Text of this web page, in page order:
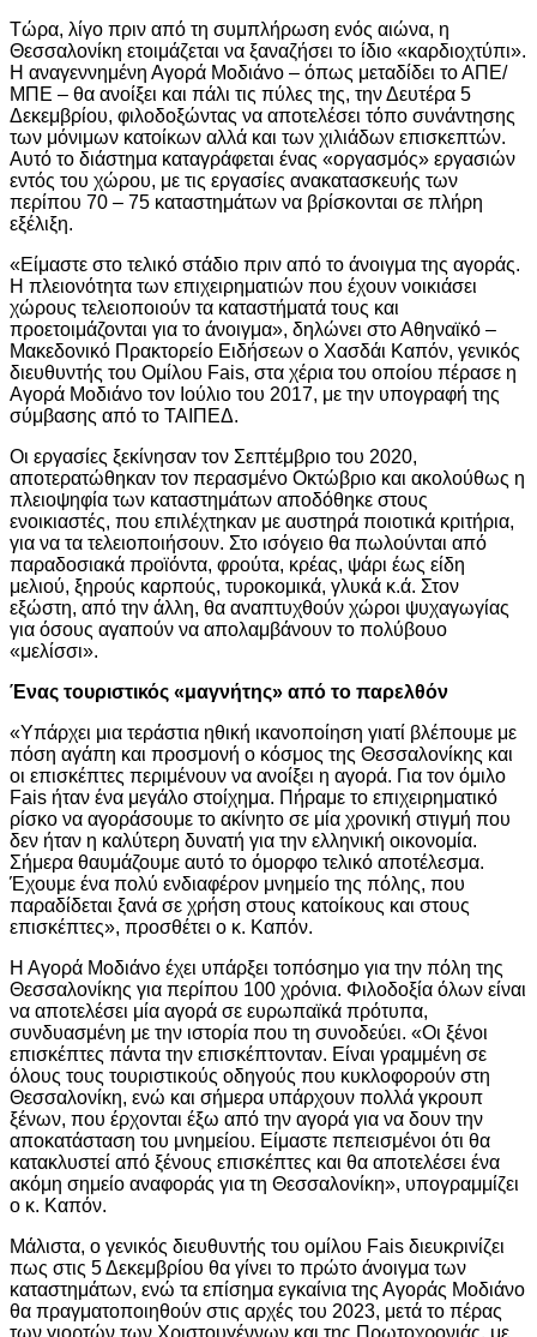
Τώρα, λίγο πριν από τη συμπλήρωση ενός αιώνα, η
Θεσσαλονίκη ετοιμάζεται να ξαναζήσει το ίδιο «καρδιοχτύπι».
Η αναγεννημένη Αγορά Μοδιάνο – όπως μεταδίδει το ΑΠΕ/
ΜΠΕ – θα ανοίξει και πάλι τις πύλες της, την Δευτέρα 5
Δεκεμβρίου, φιλοδοξώντας να αποτελέσει τόπο συνάντησης
των μόνιμων κατοίκων αλλά και των χιλιάδων επισκεπτών.
Αυτό το διάστημα καταγράφεται ένας «οργασμός» εργασιών
εντός του χώρου, με τις εργασίες ανακατασκευής των
περίπου 70 – 75 καταστημάτων να βρίσκονται σε πλήρη
εξέλιξη.
«Είμαστε στο τελικό στάδιο πριν από το άνοιγμα της αγοράς.
Η πλειονότητα των επιχειρηματιών που έχουν νοικιάσει
χώρους τελειοποιούν τα καταστήματά τους και
προετοιμάζονται για το άνοιγμα», δηλώνει στο Αθηναϊκό –
Μακεδονικό Πρακτορείο Ειδήσεων ο Χασδάι Καπόν, γενικός
διευθυντής του Ομίλου Fais, στα χέρια του οποίου πέρασε η
Αγορά Μοδιάνο τον Ιούλιο του 2017, με την υπογραφή της
σύμβασης από το ΤΑΙΠΕΔ.
Οι εργασίες ξεκίνησαν τον Σεπτέμβριο του 2020,
αποτερατώθηκαν τον περασμένο Οκτώβριο και ακολούθως η
πλειοψηφία των καταστημάτων αποδόθηκε στους
ενοικιαστές, που επιλέχτηκαν με αυστηρά ποιοτικά κριτήρια,
για να τα τελειοποιήσουν. Στο ισόγειο θα πωλούνται από
παραδοσιακά προϊόντα, φρούτα, κρέας, ψάρι έως είδη
μελιού, ξηρούς καρπούς, τυροκομικά, γλυκά κ.ά. Στον
εξώστη, από την άλλη, θα αναπτυχθούν χώροι ψυχαγωγίας
για όσους αγαπούν να απολαμβάνουν το πολύβουο
«μελίσσι».
Ένας τουριστικός «μαγνήτης» από το παρελθόν
«Υπάρχει μια τεράστια ηθική ικανοποίηση γιατί βλέπουμε με
πόση αγάπη και προσμονή ο κόσμος της Θεσσαλονίκης και
οι επισκέπτες περιμένουν να ανοίξει η αγορά. Για τον όμιλο
Fais ήταν ένα μεγάλο στοίχημα. Πήραμε το επιχειρηματικό
ρίσκο να αγοράσουμε το ακίνητο σε μία χρονική στιγμή που
δεν ήταν η καλύτερη δυνατή για την ελληνική οικονομία.
Σήμερα θαυμάζουμε αυτό το όμορφο τελικό αποτέλεσμα.
Έχουμε ένα πολύ ενδιαφέρον μνημείο της πόλης, που
παραδίδεται ξανά σε χρήση στους κατοίκους και στους
επισκέπτες», προσθέτει ο κ. Καπόν.
Η Αγορά Μοδιάνο έχει υπάρξει τοπόσημο για την πόλη της
Θεσσαλονίκης για περίπου 100 χρόνια. Φιλοδοξία όλων είναι
να αποτελέσει μία αγορά σε ευρωπαϊκά πρότυπα,
συνδυασμένη με την ιστορία που τη συνοδεύει. «Οι ξένοι
επισκέπτες πάντα την επισκέπτονταν. Είναι γραμμένη σε
όλους τους τουριστικούς οδηγούς που κυκλοφορούν στη
Θεσσαλονίκη, ενώ και σήμερα υπάρχουν πολλά γκρουπ
ξένων, που έρχονται έξω από την αγορά για να δουν την
αποκατάσταση του μνημείου. Είμαστε πεπεισμένοι ότι θα
κατακλυστεί από ξένους επισκέπτες και θα αποτελέσει ένα
ακόμη σημείο αναφοράς για τη Θεσσαλονίκη», υπογραμμίζει
ο κ. Καπόν.
Μάλιστα, ο γενικός διευθυντής του ομίλου Fais διευκρινίζει
πως στις 5 Δεκεμβρίου θα γίνει το πρώτο άνοιγμα των
καταστημάτων, ενώ τα επίσημα εγκαίνια της Αγοράς Μοδιάνο
θα πραγματοποιηθούν στις αρχές του 2023, μετά το πέρας
των γιορτών των Χριστουγέννων και της Πρωτοχρονιάς, με